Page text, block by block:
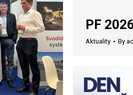
PF
Aktuality By